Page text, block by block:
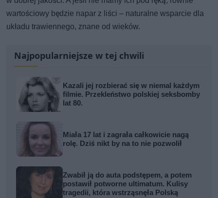
wartościowy będzie napar z liści – naturalne wsparcie dla
układu trawiennego, znane od wieków.
Najpopularniejsze w tej chwili
Kazali jej rozbierać się w niemal każdym
filmie. Przekleństwo polskiej seksbomby
lat 80.
Miała 17 lat i zagrała całkowicie nagą
rolę. Dziś nikt by na to nie pozwolił
Zwabił ją do auta podstępem, a potem
postawił potworne ultimatum. Kulisy
tragedii, która wstrząsnęła Polską